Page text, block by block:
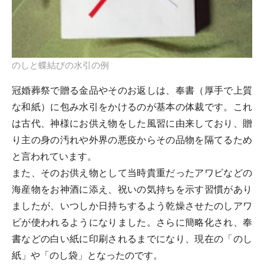
のしと蝶結びの水引の例
冠婚葬祭で贈る金品やそのお返しは、奉書（厚手で上質
な和紙）に包み水引をかけるのが基本の体裁です。これ
は古代、神様にお供え物をした風習に由来しており、贈
り主の身の汚れや外界の悪疫からその品物を隔てるため
と言われています。
また、そのお供え物として当時貴重だったアワビなどの
海産物をお神酒に添え、祝いの気持ちを示す習慣があり
ましたが、いつしか日持ちするよう乾燥させたのしアワ
ビが使われるようになりました。さらに簡略化され、奉
書などの白い紙に印刷されるまでになり、現在の「のし
紙」や「のし袋」となったのです。